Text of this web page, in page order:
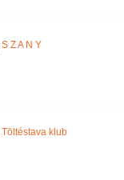
S Z A N Y
Töltéstava klub